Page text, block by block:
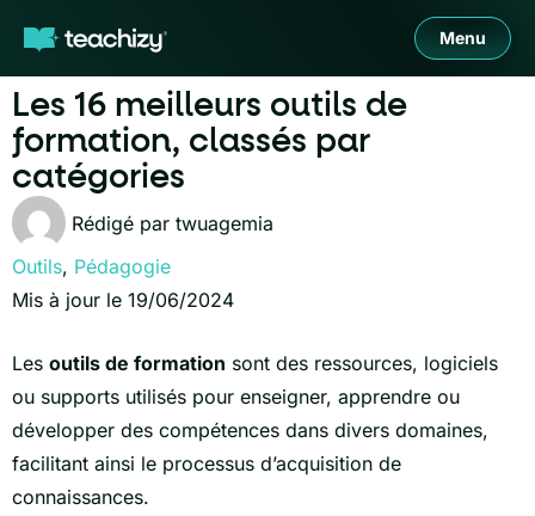
Menu
Les 16 meilleurs outils de
formation, classés par
catégories
Rédigé par twuagemia
Outils, Pédagogie
Mis à jour le 19/06/2024
Les outils de formation sont des ressources, logiciels
ou supports utilisés pour enseigner, apprendre ou
développer des compétences dans divers domaines,
facilitant ainsi le processus d’acquisition de
connaissances.